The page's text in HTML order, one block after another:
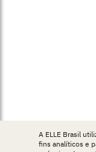
A ELLE Brasil
fins analíticos e